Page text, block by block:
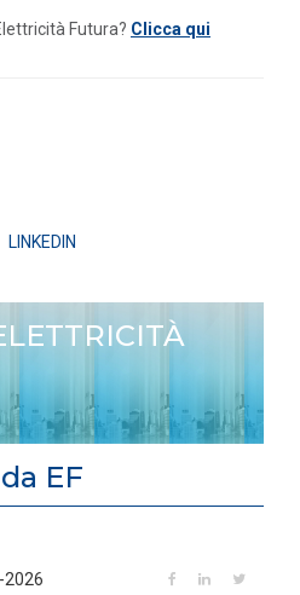
Futura? Clicca qui
LINKEDIN
EF